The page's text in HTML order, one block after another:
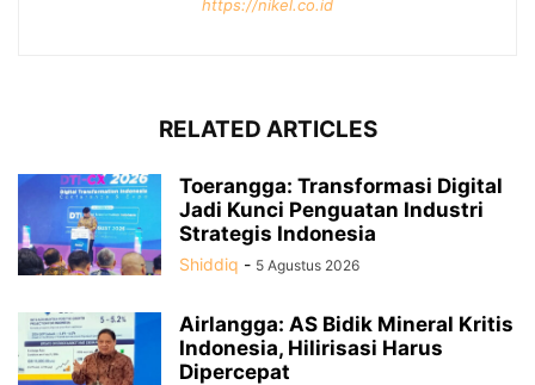
https://nikel.co.id
RELATED ARTICLES
Toerangga: Transformasi Digital
Jadi Kunci Penguatan Industri
Strategis Indonesia
Shiddiq - 5 Agustus 2026
Airlangga: AS Bidik Mineral Kritis
Indonesia, Hilirisasi Harus
Dipercepat